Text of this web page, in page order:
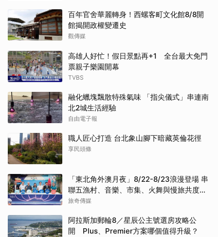
百年官舍華麗轉身！西螺客町文化館8/8開
館揭開政權變遷史
觀傳媒
高雄人好忙！假日景點再+1 全台最大免門
票親子樂園開幕
TVBS
融化蠟塊飄散特殊氣味 「指尖儀式」串連南
北2城生活經驗
自由電子報
職人匠心打造 台北象山腳下暗藏英倫花徑
享民頭條
「東北角外澳月夜」8/22-8/23浪漫登場 串
聯五漁村、音樂、市集、火舞與慢旅共度夏
夜
旅奇傳媒
阿拉斯加郵輪8／星辰公主號選房攻略公
開 Plus、Premier方案哪個值得升級？